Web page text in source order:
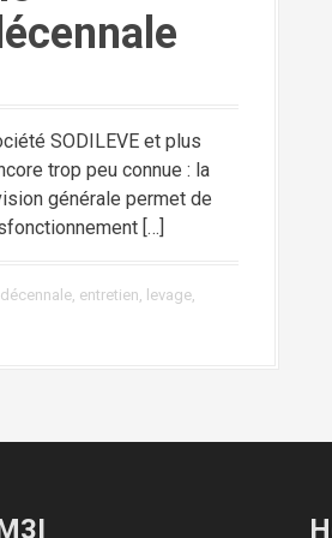
SODILEVE et plus
trop peu connue : la
générale permet de
[…]
décennale, entretien, levage,